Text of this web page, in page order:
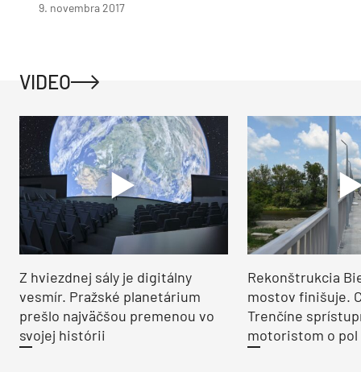
9. novembra 2017
VIDEO
Z hviezdnej sály je digitálny
vesmír. Pražské planetárium
prešlo najväčšou premenou vo
svojej histórii
Rekonštrukcia
mostov finišuje.
Trenčíne
motoristom o pol